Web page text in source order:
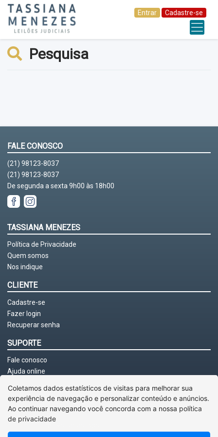
Entrar Cadastre-se
Pesquisa
FALE CONOSCO
(21) 98123-8037
(21) 98123-8037
De segunda a sexta 9h00 às 18h00
TASSIANA MENEZES
Política de Privacidade
Quem somos
Nos indique
CLIENTE
Cadastre-se
Fazer login
Recuperar senha
SUPORTE
Fale conosco
Ajuda online
Coletamos dados estatísticos de visitas para melhorar sua
experiência de navegação e personalizar conteúdo e anúncios.
Ao continuar navegando você concorda com a nossa política
de privacidade